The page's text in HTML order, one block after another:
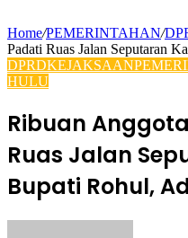
Home/PEMERINTAHAN/
Padati Ruas Jalan Seputaran
DPRDKEJAKSAAN
HULU
Ribuan Anggota
Ruas Jalan
Bupati Rohul,